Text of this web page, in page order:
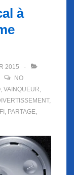
à
2015
NO
VAINQUEUR
,
PARTAGE